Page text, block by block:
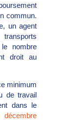
commun.
un agent
nombre
droit au
minimum
de travail
dans le